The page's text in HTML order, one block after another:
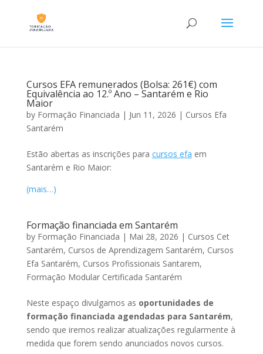
Cursos EFA remunerados (Bolsa: 261€) com
Equivalência ao 12.º Ano – Santarém e Rio
Maior
by Formação Financiada | Jun 11, 2026 | Cursos Efa
Santarém
Estão abertas as inscrições para cursos efa em
Santarém e Rio Maior:
(mais…)
Formação financiada em Santarém
by Formação Financiada | Mai 28, 2026 | Cursos Cet
Santarém, Cursos de Aprendizagem Santarém, Cursos
Efa Santarém, Cursos Profissionais Santarem,
Formação Modular Certificada Santarém
Neste espaço divulgamos as oportunidades de
formação financiada agendadas para Santarém,
sendo que iremos realizar atualizações regularmente à
medida que forem sendo anunciados novos cursos.